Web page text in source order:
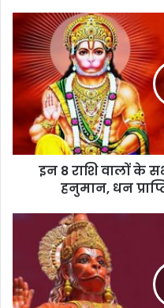
इन 8 राशि वालों के
हनुमान, धन